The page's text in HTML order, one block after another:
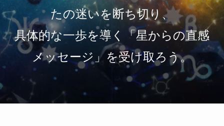
たの迷いを断ち切り、
具体的な一歩を導く「星からの直感
メッセージ」を受け取ろう。